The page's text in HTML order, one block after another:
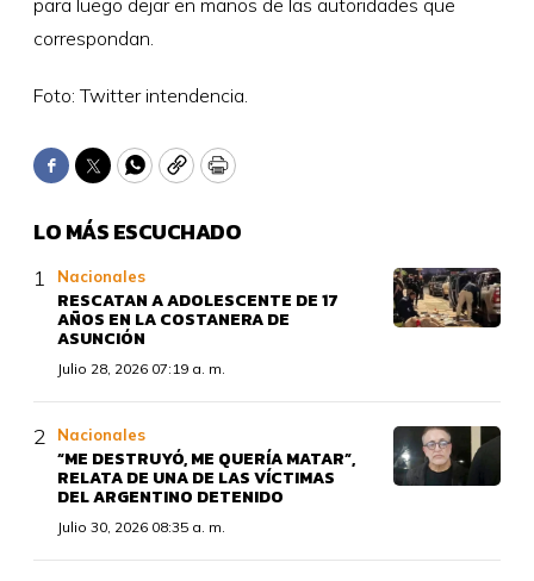
correspondan.
Foto: Twitter intendencia.
Facebook
TwitterWhatsApp
CopyPrint
LO MÁS ESCUCHADO
Nacionales
RESCATAN A ADOLESCENTE DE 17
AÑOS EN LA COSTANERA DE
ASUNCIÓN
Julio 28, 2026 07:19 a. m.
Nacionales
“ME DESTRUYÓ, ME QUERÍA MATAR”,
RELATA DE UNA DE LAS VÍCTIMAS
DEL ARGENTINO DETENIDO
Julio 30, 2026 08:35 a. m.